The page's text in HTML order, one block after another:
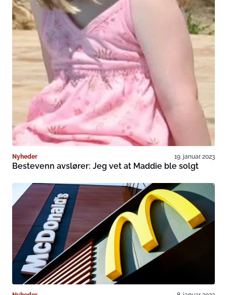
Nyheder 19. januar 2023
Bestevenn avslører: Jeg vet at Maddie ble solgt